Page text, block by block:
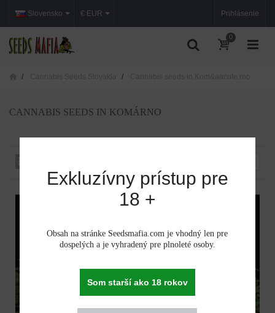
Slovensko Prihlásenie
€ EUR
0
CANNABIS SEEDS IN KOMÁRNO
Exkluzívny prístup pre
18 +
Obsah na stránke Seedsmafia.com je vhodný len pre
dospelých a je vyhradený pre plnoleté osoby.
Som starší ako 18 rokov